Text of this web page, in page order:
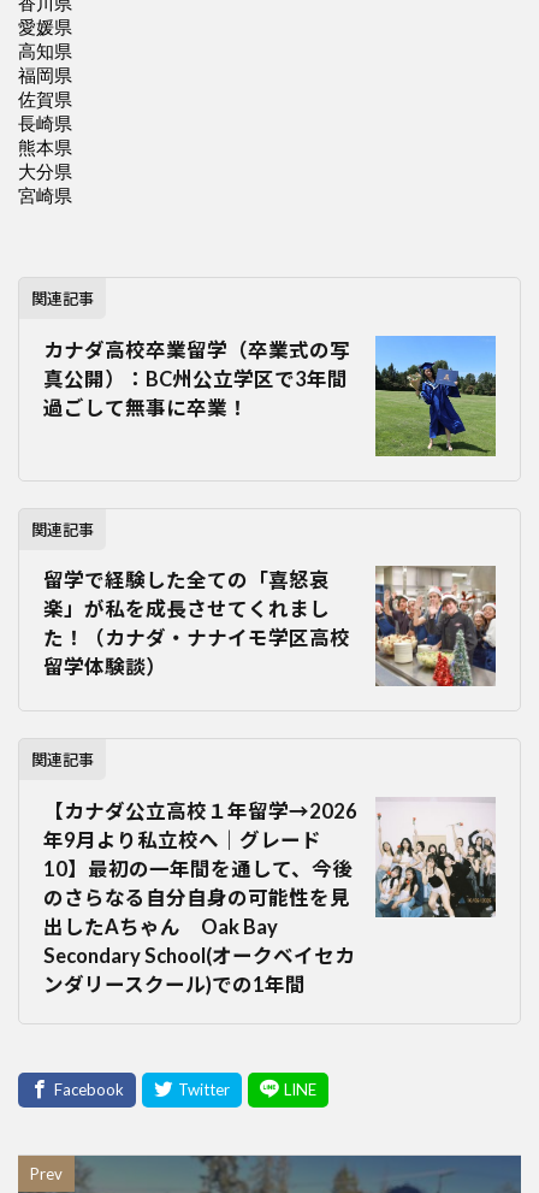
関連記事
カナダ高校卒業留学（卒業式の写
真公開）：BC州公立学区で3年間
過ごして無事に卒業！
関連記事
留学で経験した全ての「喜怒哀
楽」が私を成長させてくれまし
た！（カナダ・ナナイモ学区高校
留学体験談）
関連記事
【カナダ公立高校１年留学→2026
年9月より私立校へ｜グレード
10】最初の一年間を通して、今後
のさらなる自分自身の可能性を見
出したAちゃん Oak Bay
Secondary School(オークベイセカ
ンダリースクール)での1年間
Prev